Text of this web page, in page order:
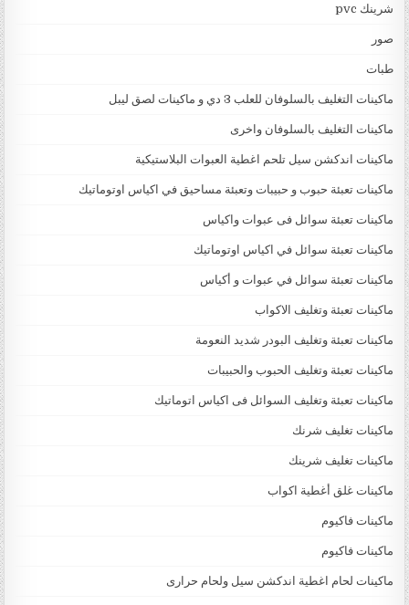
شرينك pvc
صور
طبات
ماكينات التغليف بالسلوفان للعلب 3 دي و ماكينات لصق ليبل
ماكينات التغليف بالسلوفان واخرى
ماكينات اندكشن سيل تلحم اغطية العبوات البلاستيكية
ماكينات تعبئة حبوب و حبيبات وتعبئة مساحيق في اكياس اوتوماتيك
ماكينات تعبئة سوائل فى عبوات واكياس
ماكينات تعبئة سوائل في اكياس اوتوماتيك
ماكينات تعبئة سوائل في عبوات و أكياس
ماكينات تعبئة وتغليف الاكواب
ماكينات تعبئة وتغليف البودر شديد النعومة
ماكينات تعبئة وتغليف الحبوب والحبيبات
ماكينات تعبئة وتغليف السوائل فى اكياس اتوماتيك
ماكينات تغليف شرنك
ماكينات تغليف شرينك
ماكينات غلق أغطية اكواب
ماكينات فاكيوم
ماكينات فاكيوم
ماكينات لحام اغطية اندكشن سيل ولحام حرارى